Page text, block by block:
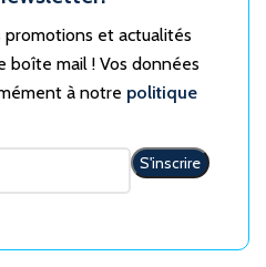
promotions et actualités
boîte mail ! Vos données
à notre politique